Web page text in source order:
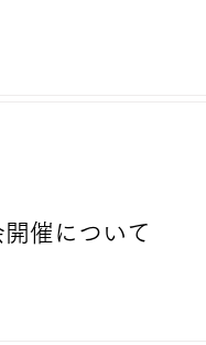
催について